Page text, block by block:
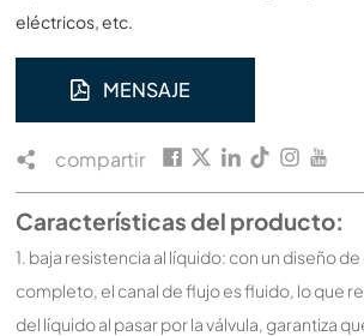
eléctricos, etc.
MENSAJE
compartir
Características del producto:
1. baja resistencia al líquido: con un diseño
completo, el canal de flujo es fluido, lo que
del líquido al pasar por la válvula, garantiza